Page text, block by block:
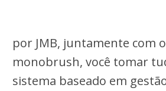
por JMB, juntamente com
monobrush, você tomar
sistema baseado em